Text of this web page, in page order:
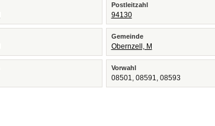
Postleitzahl
94130
Gemeinde
Obernzell, M
Vorwahl
08501, 08591, 08593